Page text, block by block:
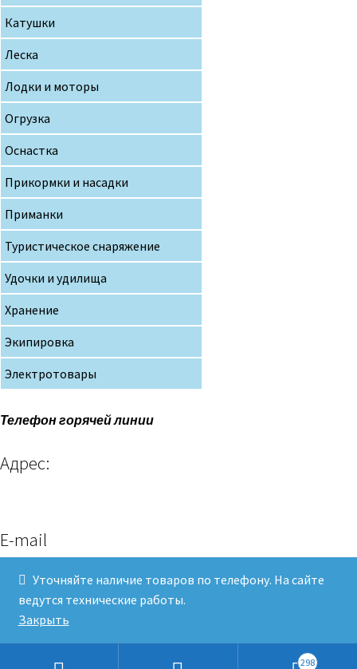
Катушки
Леска
Лодки и моторы
Огрузка
Оснастка
Прикормки и насадки
Приманки
Туристическое снаряжение
Удочки и удилища
Хранение
Экипировка
Электротовары
Телефон горячей линии
Адрес:
E-mail
Клев и Рыболов© 2019
298
Уточняйте наличие товаров по телефону. На сайте
ведутся технические работы.
Закрыть